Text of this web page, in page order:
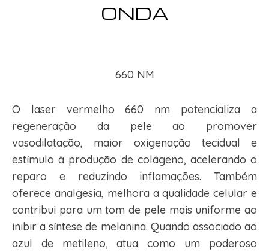
ONDA
660 NM
O laser vermelho 660 nm potencializa a
regeneração da pele ao promover
vasodilatação, maior oxigenação tecidual e
estímulo à produção de colágeno, acelerando o
reparo e reduzindo inflamações. Também
oferece analgesia, melhora a qualidade celular e
contribui para um tom de pele mais uniforme ao
inibir a síntese de melanina. Quando associado ao
azul de metileno, atua como um poderoso